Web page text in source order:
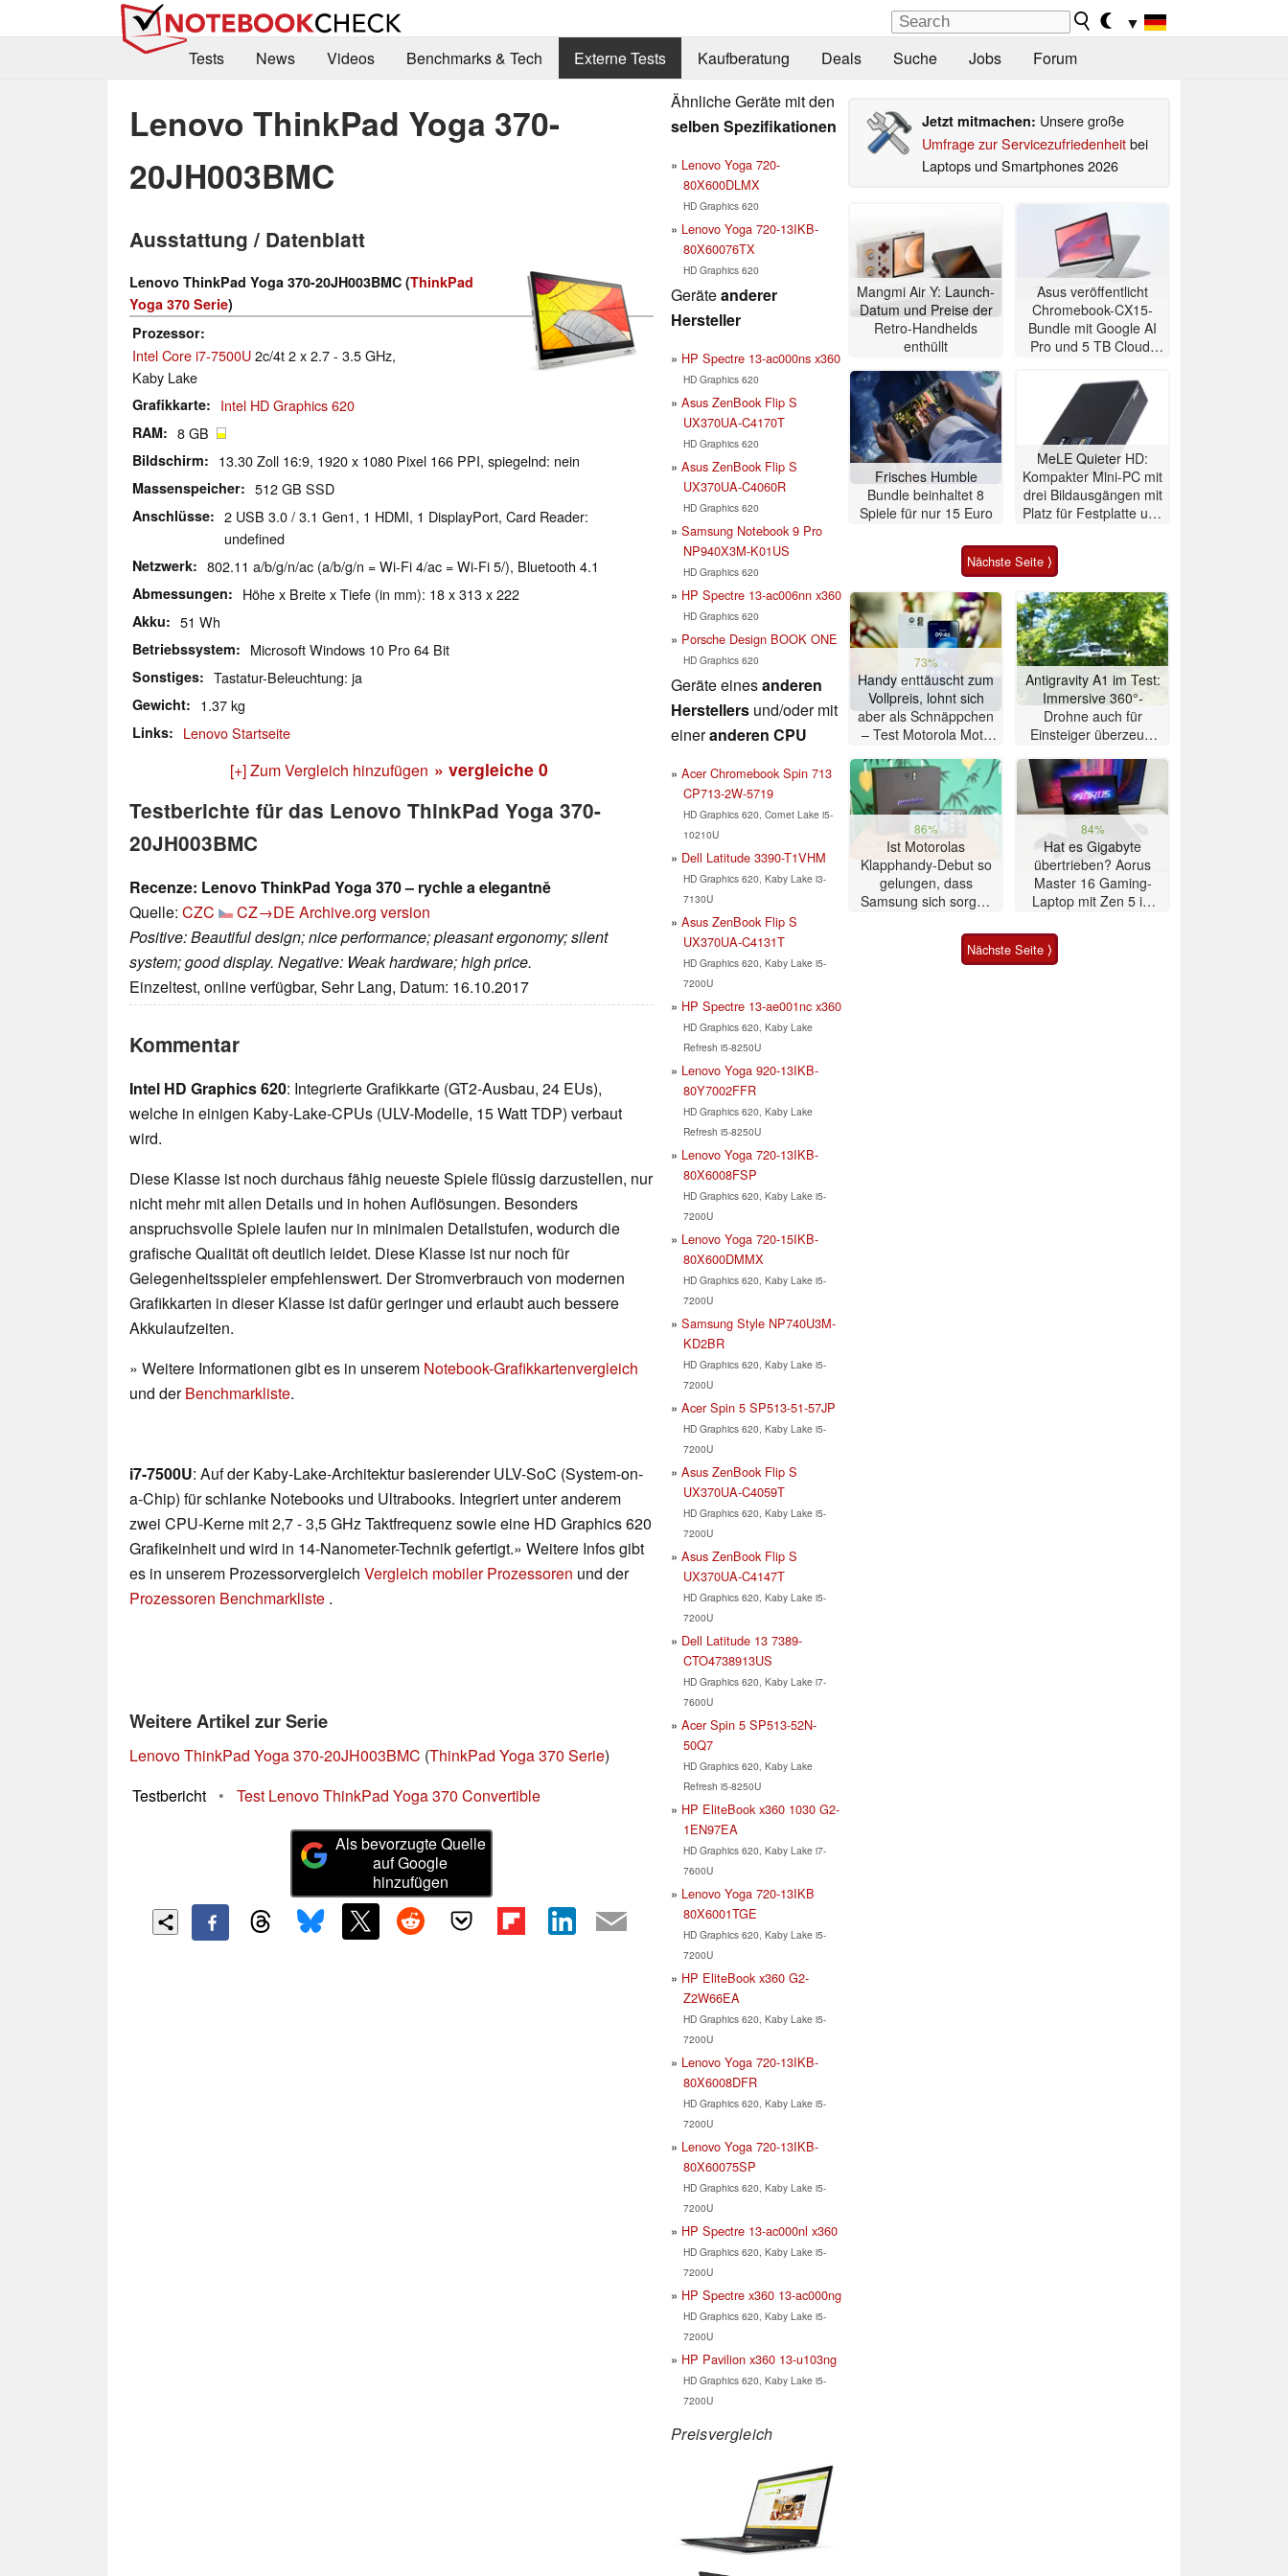
▼
Tests
News Videos Benchmarks & Tech Externe Tests Kaufberatung Deals Suche Jobs Forum
Lenovo ThinkPad Yoga 370-
20JH003BMC
Ausstattung / Datenblatt
Lenovo ThinkPad Yoga 370-20JH003BMC (ThinkPad
Yoga 370 Serie)
Prozessor
Intel Core i7-7500U2c/4t 2 x 2.7 - 3.5 GHz,
Kaby Lake
Grafikkarte Intel HD Graphics 620
RAM 8 GB
Bildschirm 13.30 Zoll 16:9, 1920 x 1080 Pixel 166 PPI, spiegelnd: nein
Massenspeicher 512 GB SSD
Anschlüsse
2 USB 3.0 / 3.1 Gen1, 1 HDMI, 1 DisplayPort, Card Reader:
undefined
Netzwerk 802.11 a/b/g/n/ac (a/b/g/n = Wi-Fi 4/ac = Wi-Fi 5/), Bluetooth 4.1
Abmessungen Höhe x Breite x Tiefe (in mm): 18 x 313 x 222
Akku 51 Wh
Betriebssystem Microsoft Windows 10 Pro 64 Bit
Sonstiges Tastatur-Beleuchtung: ja
Gewicht 1.37 kg
Links Lenovo Startseite
[+] Zum Vergleich hinzufügen » vergleiche 0
Testberichte für das Lenovo ThinkPad Yoga 370-
20JH003BMC
Recenze: Lenovo ThinkPad Yoga 370 – rychle a elegantně
Quelle: CZC CZ→DE Archive.org version
Positive: Beautiful design; nice performance; pleasant ergonomy; silent
system; good display. Negative: Weak hardware; high price.
Einzeltest, online verfügbar, Sehr Lang, Datum: 16.10.2017
Kommentar
Intel HD Graphics 620: Integrierte Grafikkarte (GT2-Ausbau, 24 EUs),
welche in einigen Kaby-Lake-CPUs (ULV-Modelle, 15 Watt TDP) verbaut
wird.
Diese Klasse ist noch durchaus fähig neueste Spiele flüssig darzustellen, nur
nicht mehr mit allen Details und in hohen Auflösungen. Besonders
anspruchsvolle Spiele laufen nur in minimalen Detailstufen, wodurch die
grafische Qualität oft deutlich leidet. Diese Klasse ist nur noch für
Gelegenheitsspieler empfehlenswert. Der Stromverbrauch von modernen
Grafikkarten in dieser Klasse ist dafür geringer und erlaubt auch bessere
Akkulaufzeiten.
» Weitere Informationen gibt es in unserem Notebook-Grafikkartenvergleich
und derBenchmarkliste.
i7-7500U: Auf der Kaby-Lake-Architektur basierender ULV-SoC (System-on-
a-Chip) für schlanke Notebooks und Ultrabooks. Integriert unter anderem
zwei CPU-Kerne mit 2,7 - 3,5 GHz Taktfrequenz sowie eine HD Graphics 620
Grafikeinheit und wird in 14-Nanometer-Technik gefertigt.» Weitere Infos gibt
es in unserem Prozessorvergleich Vergleich mobiler Prozessoren und der
Prozessoren Benchmarkliste .
Weitere Artikel zur Serie
Lenovo ThinkPad Yoga 370-20JH003BMC (ThinkPad Yoga 370 Serie)
Testbericht
• Test Lenovo ThinkPad Yoga 370 Convertible
Als bevorzugte Quelle
auf Google
hinzufügen
Ähnliche Geräte mit den
selben Spezifikationen
Lenovo Yoga 720-
80X600DLMX
HD Graphics 620
Lenovo Yoga 720-13IKB-
80X60076TX
HD Graphics 620
Geräteanderer
Hersteller
HP Spectre 13-ac000ns x360
HD Graphics 620
Asus ZenBook Flip S
UX370UA-C4170T
HD Graphics 620
Asus ZenBook Flip S
UX370UA-C4060R
HD Graphics 620
Samsung Notebook 9 Pro
NP940X3M-K01US
HD Graphics 620
HP Spectre 13-ac006nn x360
HD Graphics 620
Porsche Design BOOK ONE
HD Graphics 620
Geräte einesanderen
Herstellers und/oder mit
eineranderen CPU
Acer Chromebook Spin 713
CP713-2W-5719
HD Graphics 620, Comet Lake i5-
10210U
Dell Latitude 3390-T1VHM
HD Graphics 620, Kaby Lake i3-
7130U
Asus ZenBook Flip S
UX370UA-C4131T
HD Graphics 620, Kaby Lake i5-
7200U
HP Spectre 13-ae001nc x360
HD Graphics 620, Kaby Lake
Refresh i5-8250U
Lenovo Yoga 920-13IKB-
80Y7002FFR
HD Graphics 620, Kaby Lake
Refresh i5-8250U
Lenovo Yoga 720-13IKB-
80X6008FSP
HD Graphics 620, Kaby Lake i5-
7200U
Lenovo Yoga 720-15IKB-
80X600DMMX
HD Graphics 620, Kaby Lake i5-
7200U
Samsung Style NP740U3M-
KD2BR
HD Graphics 620, Kaby Lake i5-
7200U
Acer Spin 5 SP513-51-57JP
HD Graphics 620, Kaby Lake i5-
7200U
Asus ZenBook Flip S
UX370UA-C4059T
HD Graphics 620, Kaby Lake i5-
7200U
Asus ZenBook Flip S
UX370UA-C4147T
HD Graphics 620, Kaby Lake i5-
7200U
Dell Latitude 13 7389-
CTO4738913US
HD Graphics 620, Kaby Lake i7-
7600U
Acer Spin 5 SP513-52N-
50Q7
HD Graphics 620, Kaby Lake
Refresh i5-8250U
HP EliteBook x360 1030 G2-
1EN97EA
HD Graphics 620, Kaby Lake i7-
7600U
Lenovo Yoga 720-13IKB
80X6001TGE
HD Graphics 620, Kaby Lake i5-
7200U
HP EliteBook x360 G2-
Z2W66EA
HD Graphics 620, Kaby Lake i5-
7200U
Lenovo Yoga 720-13IKB-
80X6008DFR
HD Graphics 620, Kaby Lake i5-
7200U
Lenovo Yoga 720-13IKB-
80X60075SP
HD Graphics 620, Kaby Lake i5-
7200U
HP Spectre 13-ac000nl x360
HD Graphics 620, Kaby Lake i5-
7200U
HP Spectre x360 13-ac000ng
HD Graphics 620, Kaby Lake i5-
7200U
HP Pavilion x360 13-u103ng
HD Graphics 620, Kaby Lake i5-
7200U
Preisvergleich
Jetzt mitmachen: Unsere große
Umfrage zur Servicezufriedenheitbei
Laptops und Smartphones 2026
Mangmi Air Y: Launch-
Datum und Preise der
Retro-Handhelds
enthüllt
Asus veröffentlicht
Chromebook-CX15-
Bundle mit Google AI
Pro und 5 TB Cloud-
Frisches Humble
Bundle beinhaltet 8
Spiele für nur 15 Euro
MeLE Quieter HD:
Kompakter Mini-PC mit
drei Bildausgängen mit
Platz für Festplatte und
Nächste Seite ⟩
73%
Handy enttäuscht zum
Vollpreis, lohnt sich
aber als Schnäppchen
– Test Motorola Moto
Antigravity A1 im Test:
Immersive 360°-
Drohne auch für
Einsteiger überzeugt
86%
Ist Motorolas
Klapphandy-Debut so
gelungen, dass
Samsung sich sorgen
Smartphone im Test
84%
Hat es Gigabyte
übertrieben? Aorus
Master 16 Gaming-
Laptop mit Zen 5 im
Nächste Seite ⟩